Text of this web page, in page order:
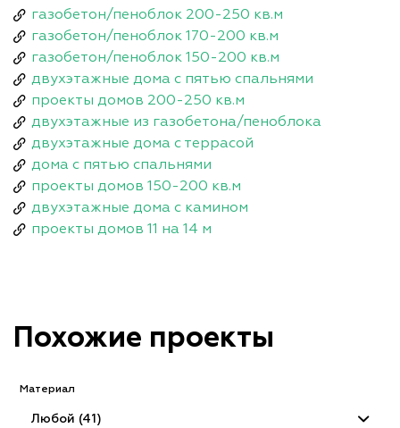
газобетон/пеноблок 200-250 кв.м
газобетон/пеноблок 170-200 кв.м
газобетон/пеноблок 150-200 кв.м
двухэтажные дома с пятью спальнями
проекты домов 200-250 кв.м
двухэтажные из газобетона/пеноблока
двухэтажные дома с террасой
дома с пятью спальнями
проекты домов 150-200 кв.м
двухэтажные дома с камином
проекты домов 11 на 14 м
Похожие проекты
Материал
Любой (41)